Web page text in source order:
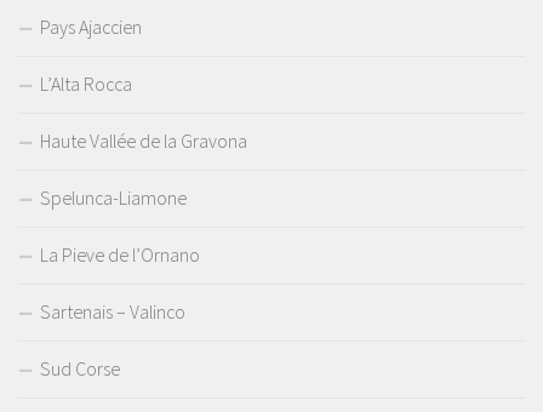
Pays Ajaccien
L’Alta Rocca
Haute Vallée de la Gravona
Spelunca-Liamone
La Pieve de l’Ornano
Sartenais – Valinco
Sud Corse